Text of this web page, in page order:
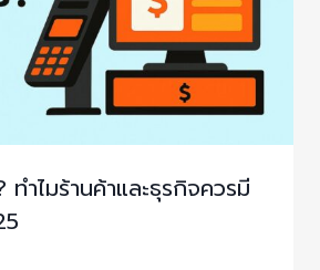
ทำไมร้านค้าและธุรกิจควรมี